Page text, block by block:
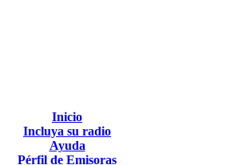
Inicio
Incluya su radio
Ayuda
Pérfil de Emisoras